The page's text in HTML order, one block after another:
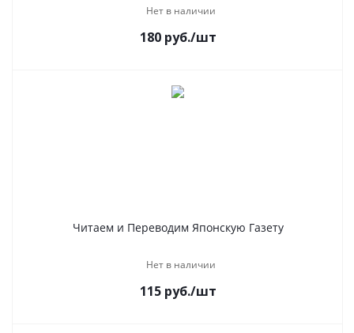
Нет в наличии
180руб./шт
Читаем и Переводим Японскую Газету
Нет в наличии
115руб./шт